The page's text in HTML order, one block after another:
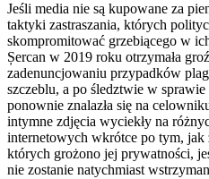
Jeśli media nie są kupowane za
taktyki zastraszania, których
skompromitować grzebiącego w
Șercan w 2019 roku otrzymała
zadenuncjowaniu przypadków
szczeblu, a po śledztwie w
ponownie znalazła się na
intymne zdjęcia wyciekły na
internetowych wkrótce po tym, jak
których grożono jej prywatności,
nie zostanie natychmiast